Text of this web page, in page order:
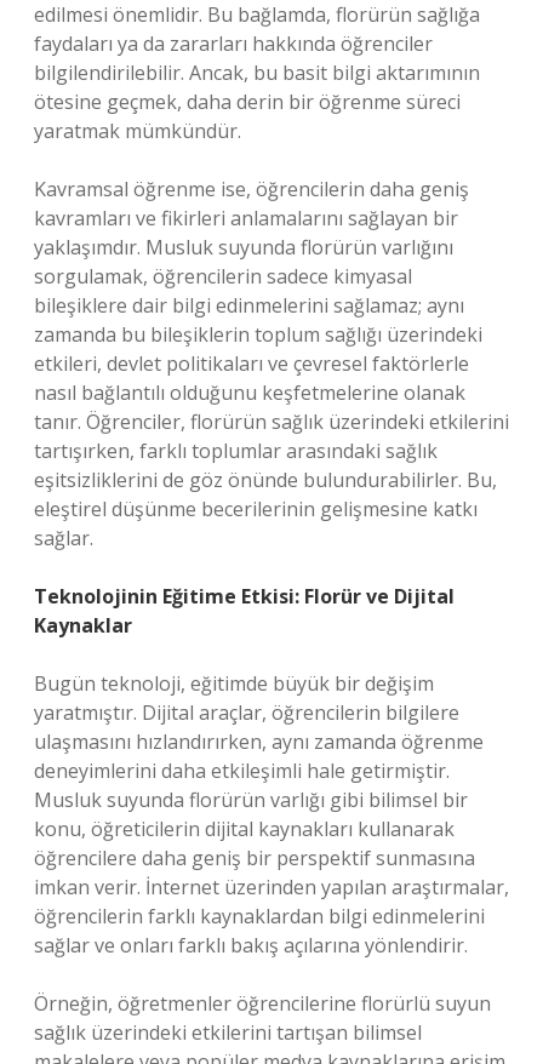
edilmesi önemlidir. Bu bağlamda, florürün sağlığa
faydaları ya da zararları hakkında öğrenciler
bilgilendirilebilir. Ancak, bu basit bilgi aktarımının
ötesine geçmek, daha derin bir öğrenme süreci
yaratmak mümkündür.
Kavramsal öğrenme ise, öğrencilerin daha geniş
kavramları ve fikirleri anlamalarını sağlayan bir
yaklaşımdır. Musluk suyunda florürün varlığını
sorgulamak, öğrencilerin sadece kimyasal
bileşiklere dair bilgi edinmelerini sağlamaz; aynı
zamanda bu bileşiklerin toplum sağlığı üzerindeki
etkileri, devlet politikaları ve çevresel faktörlerle
nasıl bağlantılı olduğunu keşfetmelerine olanak
tanır. Öğrenciler, florürün sağlık üzerindeki etkilerini
tartışırken, farklı toplumlar arasındaki sağlık
eşitsizliklerini de göz önünde bulundurabilirler. Bu,
eleştirel düşünme becerilerinin gelişmesine katkı
sağlar.
Teknolojinin Eğitime Etkisi: Florür ve Dijital
Kaynaklar
Bugün teknoloji, eğitimde büyük bir değişim
yaratmıştır. Dijital araçlar, öğrencilerin bilgilere
ulaşmasını hızlandırırken, aynı zamanda öğrenme
deneyimlerini daha etkileşimli hale getirmiştir.
Musluk suyunda florürün varlığı gibi bilimsel bir
konu, öğreticilerin dijital kaynakları kullanarak
öğrencilere daha geniş bir perspektif sunmasına
imkan verir. İnternet üzerinden yapılan araştırmalar,
öğrencilerin farklı kaynaklardan bilgi edinmelerini
sağlar ve onları farklı bakış açılarına yönlendirir.
Örneğin, öğretmenler öğrencilerine florürlü suyun
sağlık üzerindeki etkilerini tartışan bilimsel